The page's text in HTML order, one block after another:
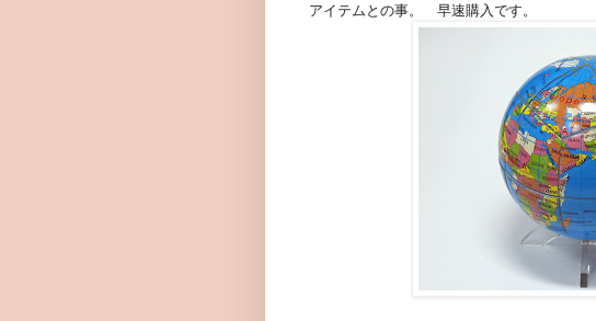
アイテムとの事。 早速購入です。